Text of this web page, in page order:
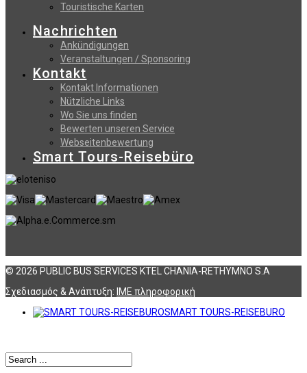
Touristische Karten
Nachrichten
Ankündigungen
Veranstaltungen / Sponsoring
Kontakt
Kontakt Informationen
Nützliche Links
Wo Sie uns finden
Bewerten unseren Service
Webseitenbewertung
Smart Tours-Reisebüro
© 2026 PUBLIC BUS SERVICES KTEL CHANIA-RETHYMNO S.A
Σχεδιασμός & Ανάπτυξη: ΙΜΕ πληροφορική
SMART TOURS-REISEBURO